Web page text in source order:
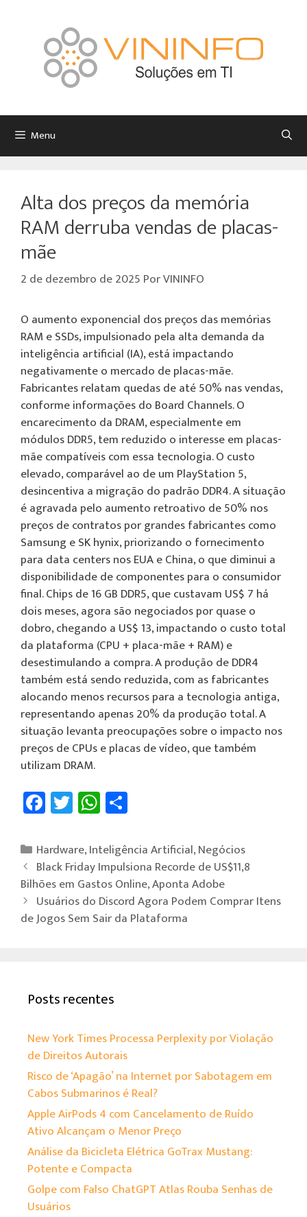
Menu
Alta dos preços da memória
RAM derruba vendas de placas-
mãe
2 de dezembro de 2025 PorVININFO
O aumento exponencial dos preços das memórias
RAM e SSDs, impulsionado pela alta demanda da
inteligência artificial (IA), está impactando
negativamente o mercado de placas-mãe.
Fabricantes relatam quedas de até 50% nas vendas,
conforme informações do Board Channels. O
encarecimento da DRAM, especialmente em
módulos DDR5, tem reduzido o interesse em placas-
mãe compatíveis com essa tecnologia. O custo
elevado, comparável ao de um PlayStation 5,
desincentiva a migração do padrão DDR4. A situação
é agravada pelo aumento retroativo de 50% nos
preços de contratos por grandes fabricantes como
Samsung e SK hynix, priorizando o fornecimento
para data centers nos EUA e China, o que diminui a
disponibilidade de componentes para o consumidor
final. Chips de 16 GB DDR5, que custavam US$ 7 há
dois meses, agora são negociados por quase o
dobro, chegando a US$ 13, impactando o custo total
da plataforma (CPU + placa-mãe + RAM) e
desestimulando a compra. A produção de DDR4
também está sendo reduzida, com as fabricantes
alocando menos recursos para a tecnologia antiga,
representando apenas 20% da produção total. A
situação levanta preocupações sobre o impacto nos
preços de CPUs e placas de vídeo, que também
utilizam DRAM.
Fa
ce
b
o
ok
T
wi
tt
er
W
h
at
sA
p
p
e
Hardware,Inteligência Artificial,Negócios
Black Friday Impulsiona Recorde de US$11,8
Bilhões em Gastos Online, Aponta Adobe
Usuários do Discord Agora Podem Comprar Itens
de Jogos Sem Sair da Plataforma
Posts recentes
New York Times Processa Perplexity por Violação
de Direitos Autorais
Risco de ‘Apagão’ na Internet por Sabotagem em
Cabos Submarinos é Real?
Apple AirPods 4 com Cancelamento de Ruído
Ativo Alcançam o Menor Preço
Análise da Bicicleta Elétrica GoTrax Mustang:
Potente e Compacta
Golpe com Falso ChatGPT Atlas Rouba Senhas de
Usuários